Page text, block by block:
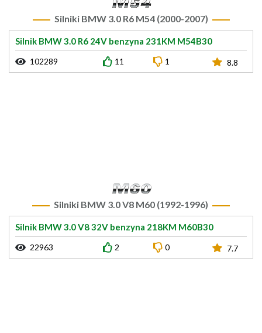
Silniki BMW 3.0 R6 M54 (2000-2007)
Silnik BMW 3.0 R6 24V benzyna 231KM M54B30
102289 11 1 8.8
Silniki BMW 3.0 V8 M60 (1992-1996)
Silnik BMW 3.0 V8 32V benzyna 218KM M60B30
22963 2 0 7.7